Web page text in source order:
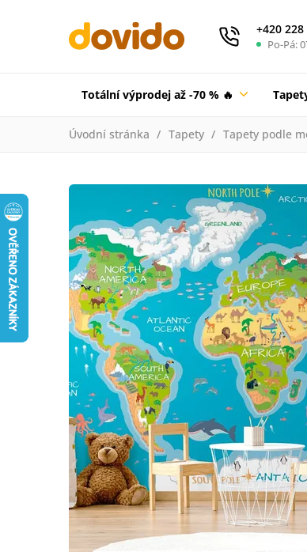
+420
Po-Pá:
Totální výprodej až -70 % 🔥
Úvodní stránka Tapety Tapety podle